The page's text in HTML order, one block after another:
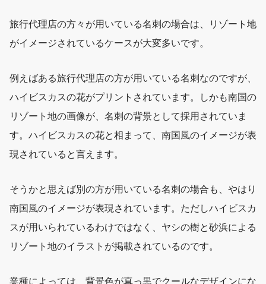
旅行代理店の方々が用いている名刺の場合は、リゾート地
がイメージされているケースが大変多いです。
例えばある旅行代理店の方が用いている名刺なのですが、
ハイビスカスの花がプリントされています。しかも南国の
リゾート地の画像が、名刺の背景として採用されていま
す。ハイビスカスの花と相まって、南国風のイメージが表
現されていると言えます。
そうかと思えば別の方が用いている名刺の場合も、やはり
南国風のイメージが表現されています。ただしハイビスカ
スが用いられているわけではなく、ヤシの樹と砂浜による
リゾート地のイラストが掲載されているのです。
業種によっては、背景色が真っ黒でクールなデザインにな